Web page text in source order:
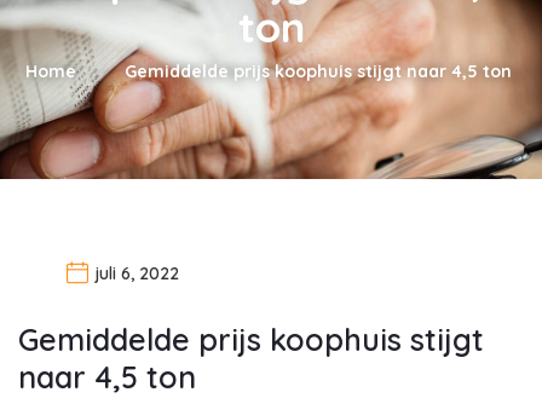
ton
Home Gemiddelde prijs koophuis stijgt naar 4,5 ton
juli 6, 2022
Gemiddelde prijs koophuis stijgt
naar 4,5 ton